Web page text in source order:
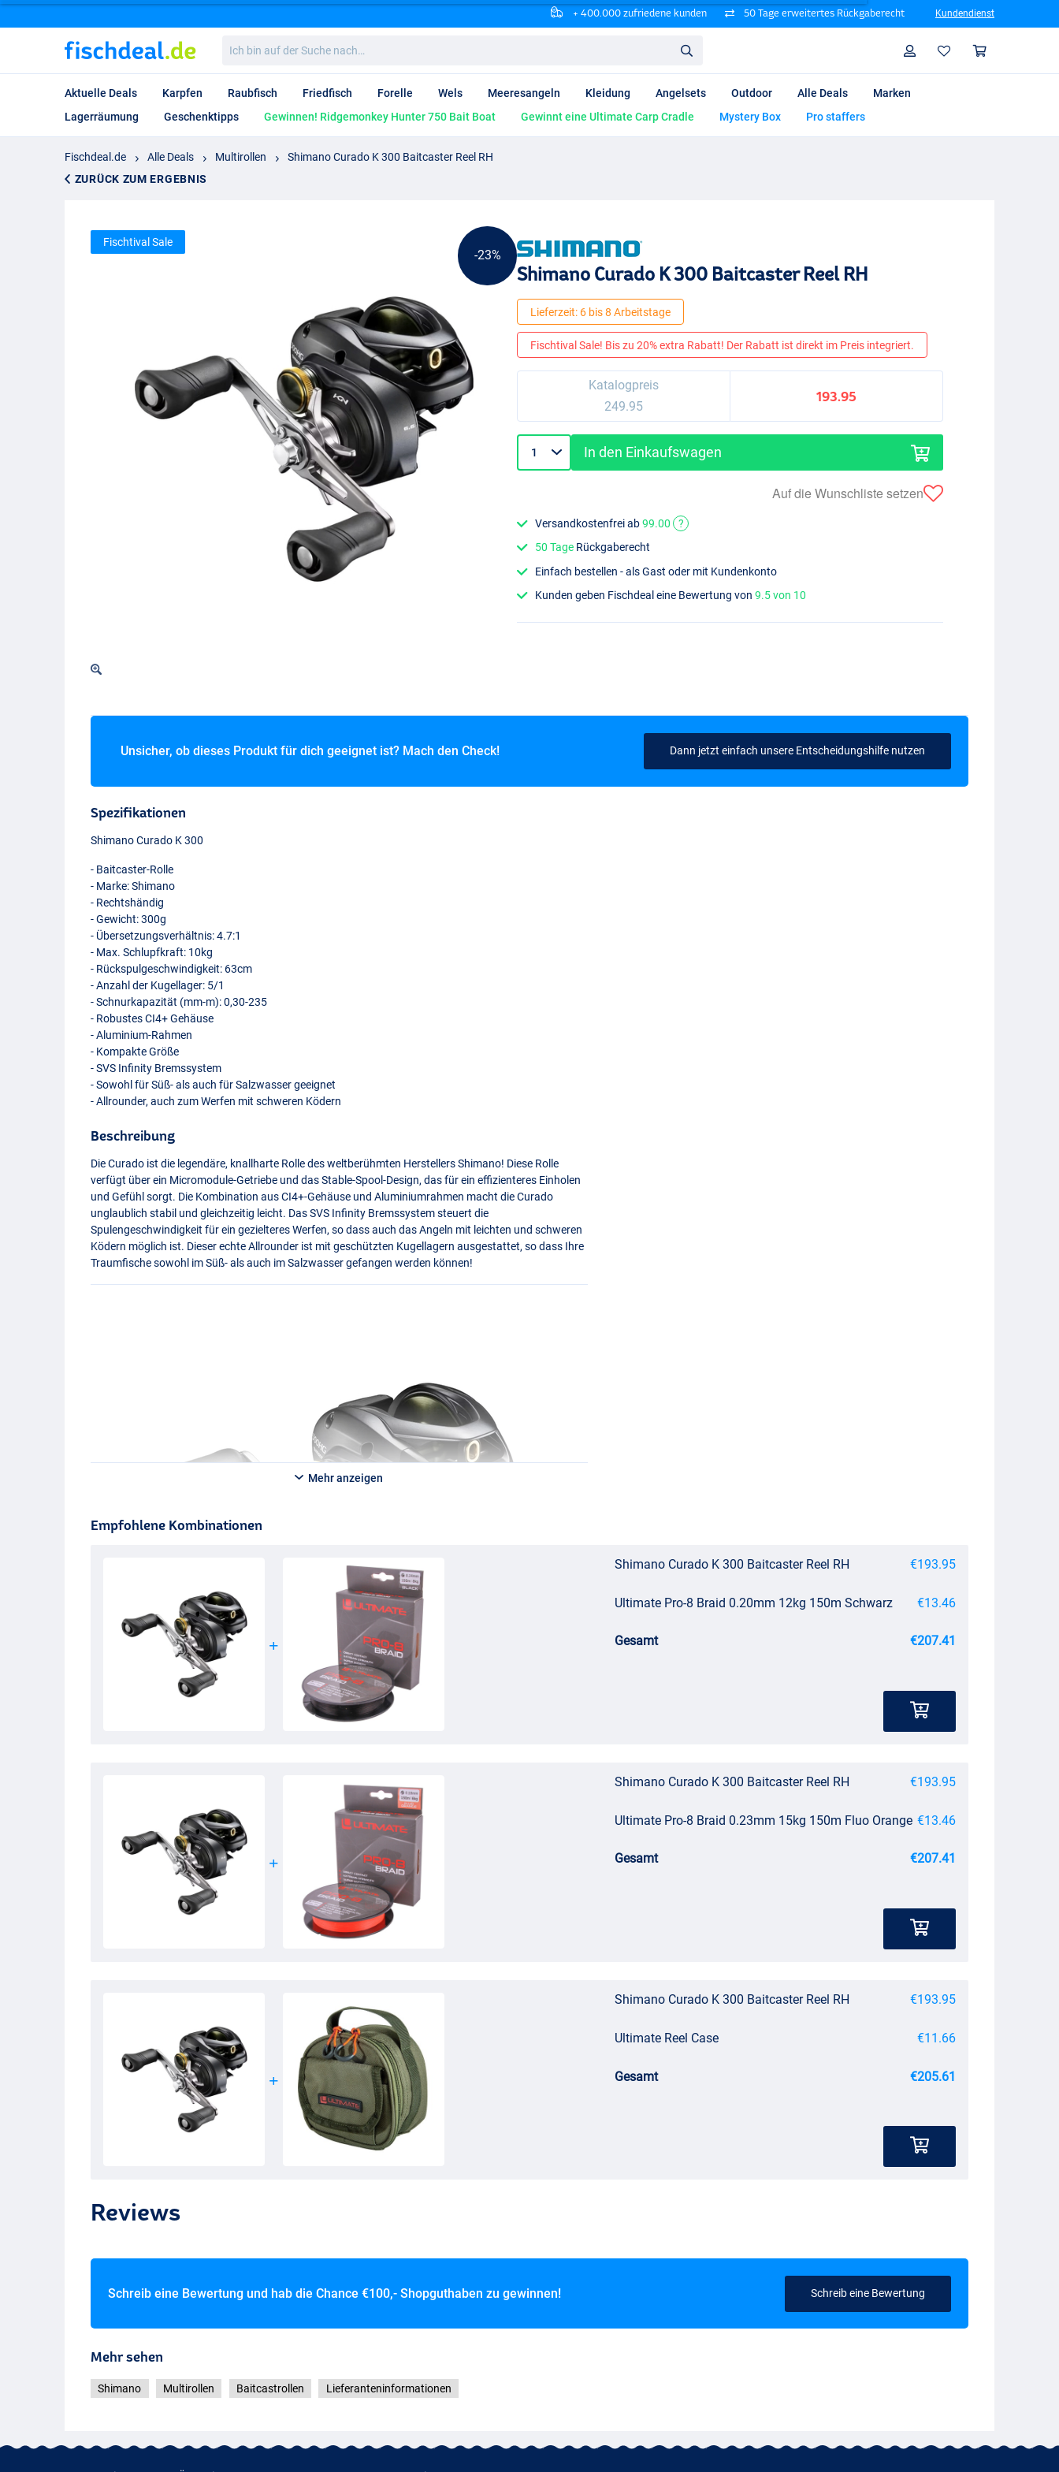
+ 400.000 zufriedene kunden 50 Tage erweitertes Rückgaberecht Kundendienst
bin
auf
Suche
nach…
Profil
Aktuelle Deals Karpfen Raubfisch Friedfisch Forelle Wels Meeresangeln Kleidung Angelsets Outdoor Alle Deals
Marken
Lagerräumung
Geschenktipps Gewinnen! Ridgemonkey Hunter 750 Bait Boat Gewinnt eine Ultimate Carp Cradle Mystery Box Pro staffers
Fischdeal.de Alle Deals Multirollen
Shimano Curado K 300 Baitcaster Reel RH
ZURÜCK ZUM ERGEBNIS
-23%
Fischtival Sale
Shimano Curado K 300 Baitcaster Reel RH
Lieferzeit: 6 bis 8 Arbeitstage
Fischtival Sale! Bis zu 20% extra Rabatt! Der Rabatt ist direkt im Preis integriert.
Katalogpreis
249.95
193.95
In den Einkaufswagen
Auf die Wunschliste setzen
Versandkostenfrei ab99.00
?
50 Tage Rückgaberecht
Einfach bestellen - als Gast oder mit Kundenkonto
Kunden geben Fischdeal eine Bewertung von9.5 von 10
Unsicher, ob dieses Produkt für dich geeignet ist? Mach den Check! Dann jetzt einfach unsere Entscheidungshilfe nutzen
Spezifikationen
Shimano Curado K 300
- Baitcaster-Rolle
- Marke: Shimano
- Rechtshändig
- Gewicht: 300g
- Übersetzungsverhältnis: 4.7:1
- Max. Schlupfkraft: 10kg
- Rückspulgeschwindigkeit: 63cm
- Anzahl der Kugellager: 5/1
- Schnurkapazität (mm-m): 0,30-235
- Robustes CI4+ Gehäuse
- Aluminium-Rahmen
- Kompakte Größe
-SVS Infinity Bremssystem
- Sowohl für Süß- als auch für Salzwasser geeignet
- Allrounder, auch zum Werfen mit schweren Ködern
Beschreibung
Die Curado ist die legendäre, knallharte Rolle des weltberühmten Herstellers Shimano! Diese Rolle
verfügt über ein Micromodule-Getriebe und das Stable-Spool-Design, das für ein effizienteres Einholen
und Gefühl sorgt. Die Kombination aus CI4+-Gehäuse und Aluminiumrahmen macht die Curado
unglaublich stabil und gleichzeitig leicht. DasSVS Infinity Bremssystem steuert die
Spulengeschwindigkeit für ein gezielteres Werfen, so dass auch das Angeln mit leichten und schweren
Ködern möglich ist. Dieser echte Allrounder ist mit geschützten Kugellagern ausgestattet, so dass Ihre
Traumfische sowohl im Süß- als auch im Salzwasser gefangen werden können!
Mehr anzeigen
Empfohlene Kombinationen
Shimano Curado K 300 Baitcaster Reel RH €193.95
Ultimate Pro-8 Braid 0.20mm 12kg 150m Schwarz €13.46
Gesamt €207.41
Shimano Curado K 300 Baitcaster Reel RH €193.95
Ultimate Pro-8 Braid 0.23mm 15kg 150m Fluo Orange €13.46
Gesamt €207.41
Shimano Curado K 300 Baitcaster Reel RH €193.95
Ultimate Reel Case €11.66
Gesamt €205.61
Reviews
Schreib eine Bewertung und hab die Chance €100,- Shopguthaben zu gewinnen! Schreib eine Bewertung
Mehr sehen
Shimano Multirollen Baitcastrollen Lieferanteninformationen